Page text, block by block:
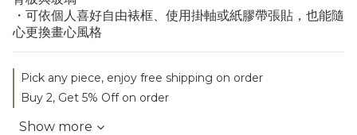
・可依個人喜好自由裱框、使用掛軸或紙膠帶張貼，也能隨
心更換畫心風格
Pick any piece, enjoy free shipping on order
Buy 2, Get 5% Off on order
Show more